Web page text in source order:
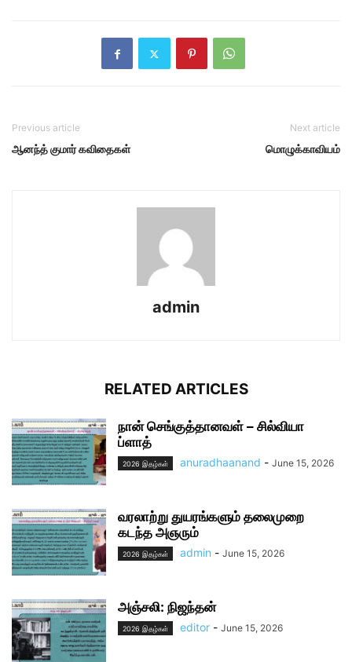
Previous article
ஆனந்த் குமார் கவிதைகள்
Next article
மொழுக்காவியம்
admin
RELATED ARTICLES
நான் செங்குத்தானவள் – சில்வியா
ப்ளாத்
2026 இதழ்கள் anuradhaanand - June 15, 2026
வரலாற்று துயரங்களும் தலைமுறை
கடந்த அஞரும்
2026 இதழ்கள் admin - June 15, 2026
அஞ்சலி: நிஜந்தன்
2026 இதழ்கள் editor - June 15, 2026